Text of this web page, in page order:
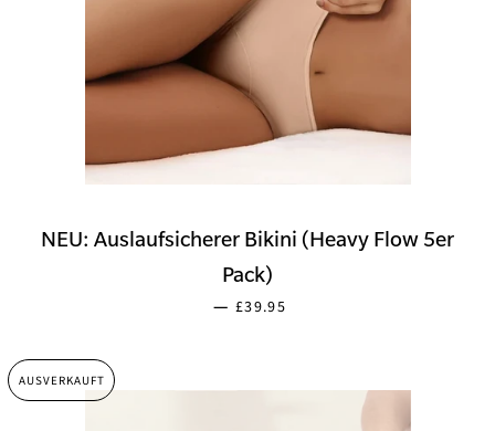
NEU: Auslaufsicherer Bikini (Heavy Flow 5er
Pack)
— SONDERPREIS
£39.95
AUSVERKAUFT